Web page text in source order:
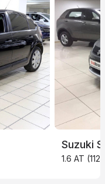
Suzuki
1.6 AT (112